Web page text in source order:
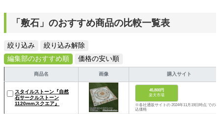
「敷石」のおすすめ商品の比較一覧表
絞り込み
絞り込み解除
編集部のおすすめ順
価格の安い順
商品名 画像 購入サイト
スタイルストーン『自然
石サークルストーン
1120mmスクエア』
45,800円
楽天市場
※各社通販サイトの 2024年11月19日時点 での税
込価格